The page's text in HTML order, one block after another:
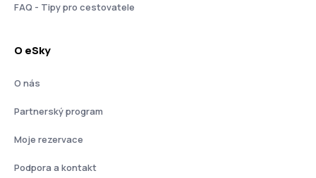
FAQ - Tipy pro cestovatele
O eSky
O nás
Partnerský program
Moje rezervace
Podpora a kontakt